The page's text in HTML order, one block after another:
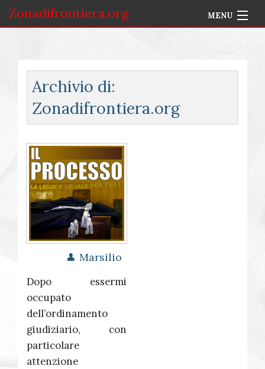
Zonadifrontiera.org MENU
Selezione per Autore
Accedi
Archivio di:
Zonadifrontiera.org
Marsilio
Dopo essermi
occupato
dell’ordinamento
giudiziario, con
particolare
attenzione